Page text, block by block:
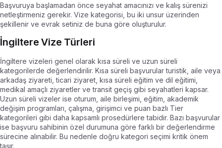
Başvuruya başlamadan önce seyahat amacınızı ve kalış sürenizi
netleştirmeniz gerekir. Vize kategorisi, bu iki unsur üzerinden
şekillenir ve evrak setiniz de buna göre oluşturulur.
İngiltere Vize Türleri
İngiltere vizeleri genel olarak kısa süreli ve uzun süreli
kategorilerde değerlendirilir. Kısa süreli başvurular turistik, aile veya
arkadaş ziyareti, ticari ziyaret, kısa süreli eğitim ve dil eğitimi,
medikal amaçlı ziyaretler ve transit geçiş gibi seyahatleri kapsar.
Uzun süreli vizeler ise oturum, aile birleşimi, eğitim, akademik
değişim programları, çalışma, girişimci ve puan bazlı Tier
kategorileri gibi daha kapsamlı prosedürlere tabidir. Bazı başvurular
ise başvuru sahibinin özel durumuna göre farklı bir değerlendirme
sürecine alınabilir. Bu nedenle doğru kategori seçimi kritik önem
taşır.